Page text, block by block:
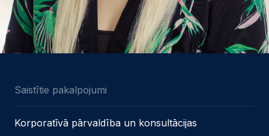
Saistītie pakalpojumi
Korporatīvā pārvaldība un konsultācijas